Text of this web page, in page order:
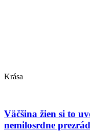
Krása
Väčšina žien si to
nemilosrdne